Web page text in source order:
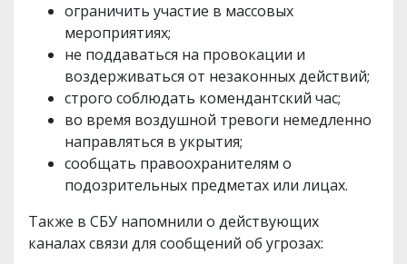
ограничить участие в массовых
мероприятиях;
не поддаваться на провокации и
воздерживаться от незаконных действий;
строго соблюдать комендантский час;
во время воздушной тревоги немедленно
направляться в укрытия;
сообщать правоохранителям о
подозрительных предметах или лицах.
Также в СБУ напомнили о действующих
каналах связи для сообщений об угрозах: